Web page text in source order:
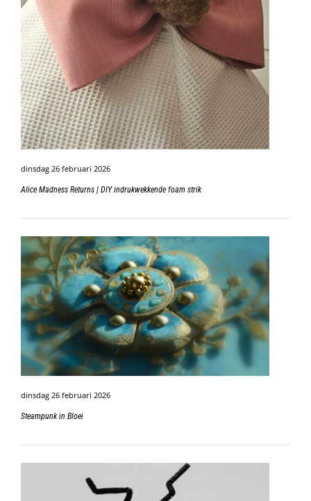
dinsdag 26 februari 2026
Alice Madness Returns | DIY indrukwekkende foam strik
dinsdag 26 februari 2026
Steampunk in Bloei